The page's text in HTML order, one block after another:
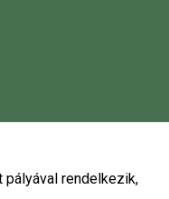
pályával rendelkezik,